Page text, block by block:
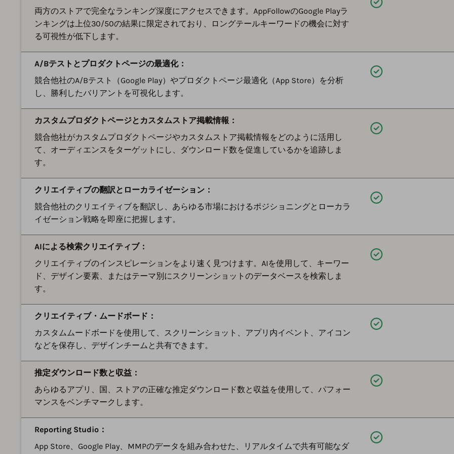
両方のストアで完全なランキング深度にアクセスできます。AppFollowのGoogle Playラ
ンキングは上位30/50の結果に限定されており、ロングテールキーワードの機会に対す
る可視性が低下します。
A/Bテストとプロダクトページの最適化：
競合他社のA/Bテスト（Google Play）やプロダクトページ最適化（App Store）を分析
し、勝利したバリアントを可視化します。
利用可能
カスタムプロダクトページとカスタムストア掲載情報：
競合他社がカスタムプロダクトページやカスタムストア掲載情報をどのように活用し
て、オーディエンスをターゲットにし、ダウンロード数を促進しているかを追跡しま
す。
利用可能
クリエイティブの翻訳とローカライゼーション：
競合他社のクリエイティブを翻訳し、あらゆる市場におけるポジショニングとローカラ
イゼーション戦略を即座に把握します。
利用可能
AIによる検索クリエイティブ：
クリエイティブのインスピレーションをより速く見つけます。AIを使用して、キーワー
ド、デザイン要素、またはテーマ別にスクリーンショットのデータベースを検索しま
す。
利用可能
クリエイティブ・ムードボード：
カスタムムードボードを使用して、スクリーンショット、アプリ内イベント、アイコン
などを保存し、デザインチームと共有できます。
利用可能
推定ダウンロード数と収益：
あらゆるアプリ、国、ストアの正確な推定ダウンロード数と収益を使用して、パフォー
マンスをベンチマークします。
利用可能
Reporting Studio：
App Store、Google Play、MMPのデータを組み合わせた、リアルタイムで共有可能なダ
利用可能